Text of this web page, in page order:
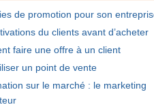
de promotion pour son
du clients avant d’acheter
faire une offre à un client
un point de vente
sur le marché : le marketing